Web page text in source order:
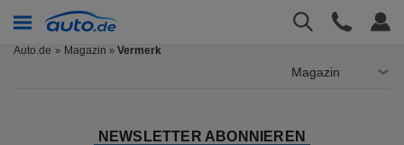
Auto.de Magazin » Vermerk
Magazin
NEWSLETTER ABONNIEREN